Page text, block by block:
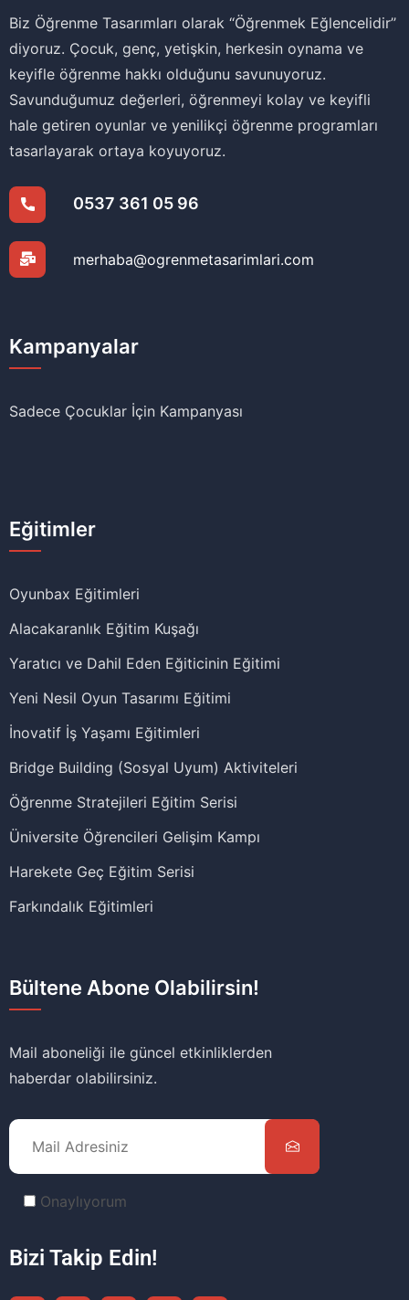
Biz Öğrenme Tasarımları olarak ‘‘Öğrenmek Eğlencelidir’’
diyoruz. Çocuk, genç, yetişkin, herkesin oynama ve
keyifle öğrenme hakkı olduğunu savunuyoruz.
Savunduğumuz değerleri, öğrenmeyi kolay ve keyifli
hale getiren oyunlar ve yenilikçi öğrenme programları
tasarlayarak ortaya koyuyoruz.
0537 361 05 96
merhaba@ogrenmetasarimlari.com
Kampanyalar
Sadece Çocuklar İçin Kampanyası
Eğitimler
Oyunbax Eğitimleri
Alacakaranlık Eğitim Kuşağı
Yaratıcı ve Dahil Eden Eğiticinin Eğitimi
Yeni Nesil Oyun Tasarımı Eğitimi
İnovatif İş Yaşamı Eğitimleri
Bridge Building (Sosyal Uyum) Aktiviteleri
Öğrenme Stratejileri Eğitim Serisi
Üniversite Öğrencileri Gelişim Kampı
Harekete Geç Eğitim Serisi
Farkındalık Eğitimleri
Bültene Abone Olabilirsin!
Mail aboneliği ile güncel etkinliklerden
haberdar olabilirsiniz.
Onaylıyorum
Bizi Takip Edin!